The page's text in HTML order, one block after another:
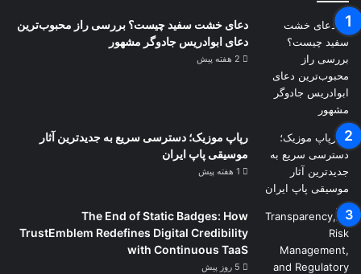
دعای خشت سفید چیست؟ بررسی راز محبوب‌ترین
دعای ابوادریس جادوگر مشهور
2 هفته پیش
رپاپ موزیک؛ دسترسی سریع به جدیدترین آثار
موسیقی پاپ ایران
1 هفته پیش
The End of Static Badges: How
TrustEmblem Redefines Digital Credibility
with Continuous TaaS
5 روز پیش